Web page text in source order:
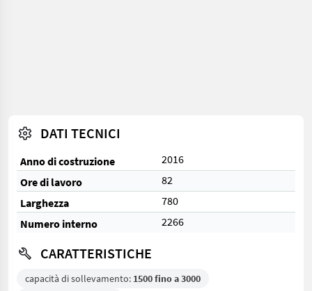
DATI TECNICI
Anno di costruzione
2016
Ore di lavoro
82
Larghezza
780
Numero interno
2266
CARATTERISTICHE
capacità di sollevamento: 1500 fino a 3000